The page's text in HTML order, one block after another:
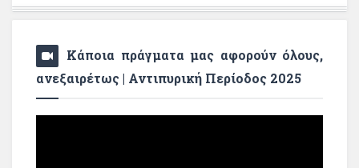
Κάποια πράγματα μας αφορούν όλους,
ανεξαιρέτως | Αντιπυρική Περίοδος 2025